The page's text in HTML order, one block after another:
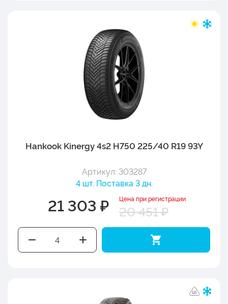
Hankook Kinergy 4s2 H750 225/40 R19 93Y
Артикул: 303287
4 шт. Поставка 3 дн.
21 303 ₽ Цена при регистрации
20 451 ₽